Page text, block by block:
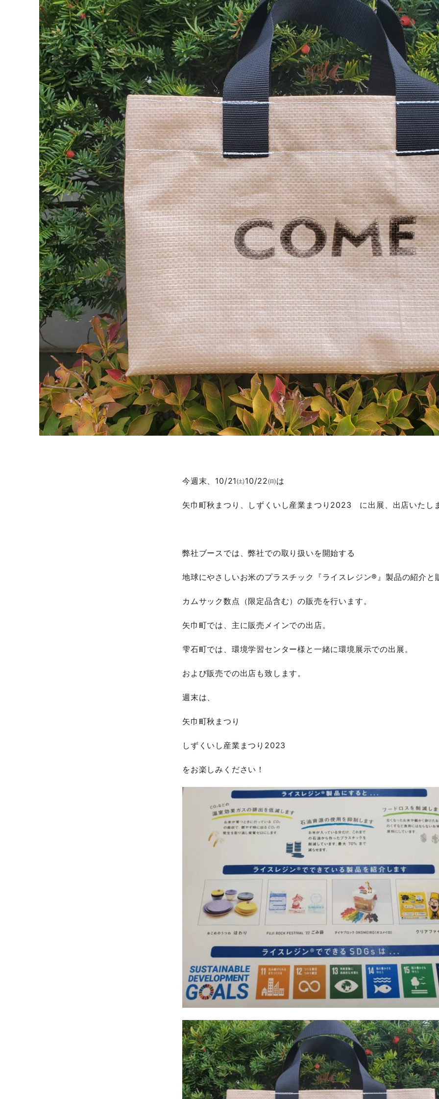
今週末、10/21㈯10/22㈰は
矢巾町秋まつり、しずくいし産業まつり2023 に出展、出店いたしま
弊社ブースでは、弊社での取り扱いを開始する
地球にやさしいお米のプラスチック『ライスレジン®』製品の紹介と
カムサック数点（限定品含む）の販売を行います。
矢巾町では、主に販売メインでの出店。
雫石町では、環境学習センター様と一緒に環境展示での出展。
および販売での出店も致します。
週末は、
矢巾町秋まつり
しずくいし産業まつり2023
をお楽しみください！